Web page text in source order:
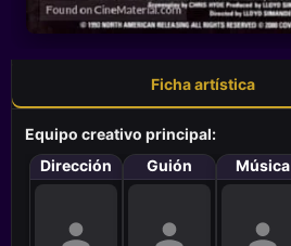
Ficha artística
Equipo creativo principal:
Dirección
Guión Música